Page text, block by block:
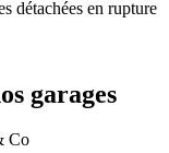
détachées en rupture
garages
Co